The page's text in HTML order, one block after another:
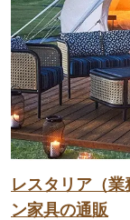
レスタリア（
ン家具の通販